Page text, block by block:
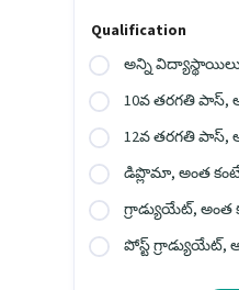
Qualification
అన్ని
10వ తరగతి పాస్,
12వ తరగతి పాస్,
డిప్లొమా, అంత
గ్రాడ్యుయేట్, అంత
పోస్ట్ గ్రాడ్యుయేట్,